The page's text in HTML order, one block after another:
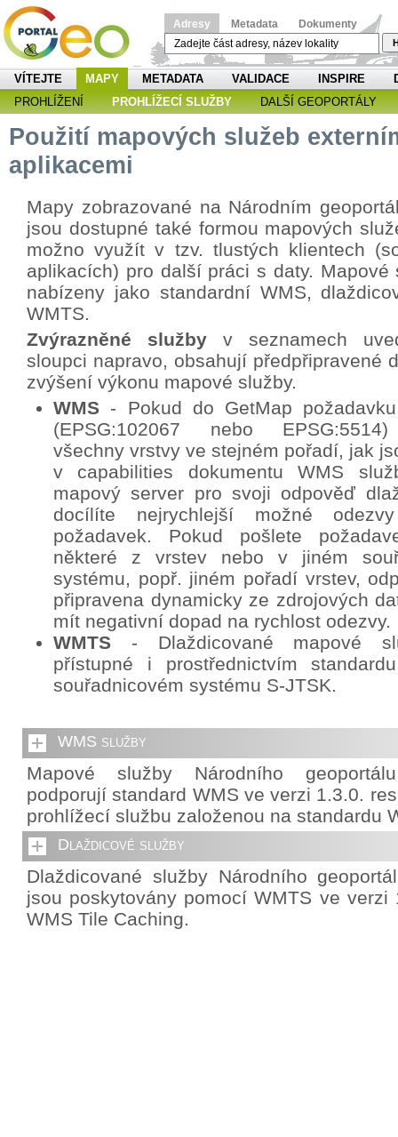
Adresy Metadata Dokumenty
VÍTEJTE MAPY METADATA VALIDACE INSPIRE
PROHLÍŽENÍ
PROHLÍŽECÍ SLUŽBY DALŠÍ GEOPORTÁLY
Použití mapových služeb
aplikacemi
Mapy zobrazované na Národním
jsou dostupné také formou mapových
možno využít v tzv. tlustých klientech
aplikacích) pro další práci s daty. Mapové
nabízeny jako standardní WMS,
WMTS.
Zvýrazněné služby v seznamech
sloupci napravo, obsahují předpřipravené
zvýšení výkonu mapové služby.
WMS - Pokud do GetMap
(EPSG:102067 nebo
všechny vrstvy ve stejném pořadí, jak
v capabilities dokumentu WMS
mapový server pro svoji odpověď
docílíte nejrychlejší možné
požadavek. Pokud pošlete
některé z vrstev nebo v jiném
systému, popř. jiném pořadí vrstev,
připravena dynamicky ze zdrojových
mít negativní dopad na rychlost odezvy.
WMTS - Dlaždicované mapové
přístupné i prostřednictvím
souřadnicovém systému S-JTSK.
WMS služby
Mapové služby Národního
podporují standard WMS ve verzi 1.3.0.
prohlížecí službu založenou na standardu
Dlaždicové služby
Dlaždicované služby Národního
jsou poskytovány pomocí WMTS ve verzi
WMS Tile Caching.